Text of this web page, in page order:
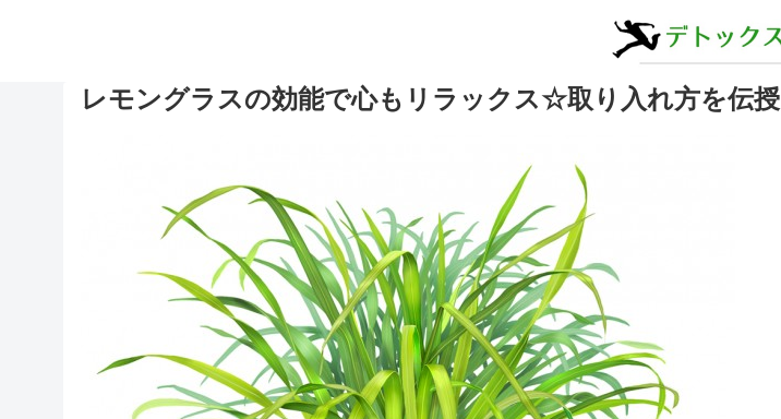
レモングラスの効能で心もリラックス☆取り入れ方を伝授